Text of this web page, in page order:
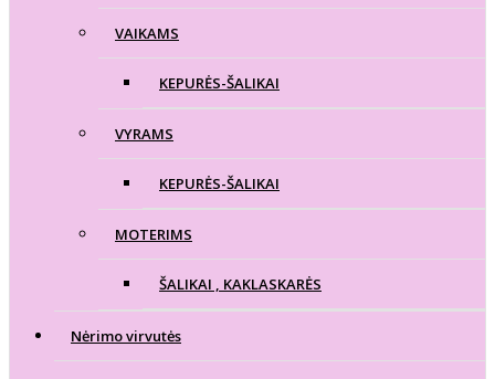
VAIKAMS
KEPURĖS-ŠALIKAI
VYRAMS
KEPURĖS-ŠALIKAI
MOTERIMS
ŠALIKAI , KAKLASKARĖS
Nėrimo virvutės